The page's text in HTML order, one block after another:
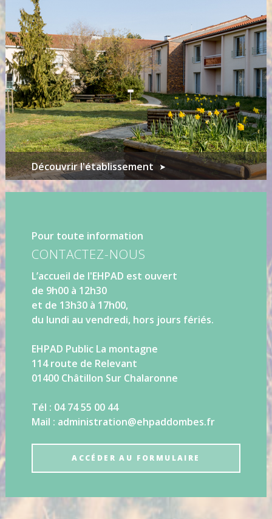
Découvrir l'établissement
Pour toute information
CONTACTEZ-NOUS
L’accueil de l'EHPAD est ouvert
de 9h00 à 12h30
et de 13h30 à 17h00,
du lundi au vendredi, hors jours fériés.
EHPAD Public La montagne
114 route de Relevant
01400 Châtillon Sur Chalaronne
Tél : 04 74 55 00 44
Mail : administration@ehpaddombes.fr
ACCÉDER AU FORMULAIRE